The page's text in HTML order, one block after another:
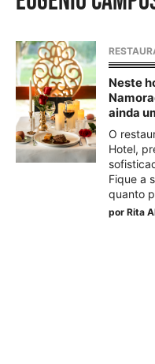
Neste
ainda
O
Hotel,
Fique a
quanto
por Rita